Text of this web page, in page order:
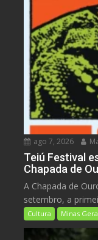
ago 7, 2026
Teiú Festival
Chapada de
A Chapada de
setembro, a
Cultura Minas